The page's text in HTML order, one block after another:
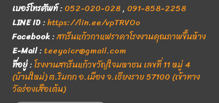
เบอร์โทรศัพท์: 052-020-028, 091-858-2258
LINE ID:https://lin.ee/vpTRVOo
Facebook:สกรีนแก้วกาแฟราคาโรงงานคุณภาพขึ้นห้าง
E-Mail:teeyaicr@gmail.com
ที่อยู่:โรงงานสกรีนแก้วขวัญใจมหาชน เลขที่ 11 หมู่ 4
(บ้านใหม่) ต.ริมกก อ.เมือง จ.เชียงราย 57100 (เข้าทาง
วัดร่องเสือเต้น)